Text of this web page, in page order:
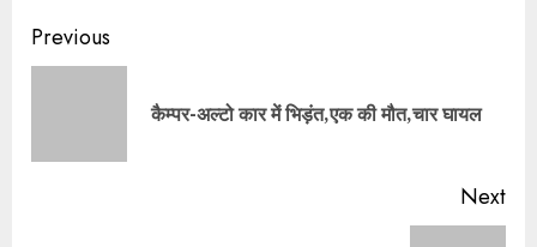
Continue
Reading
Previous
कैम्पर-अल्टो कार में भिड़ंत,एक की मौत,चार घायल
Next